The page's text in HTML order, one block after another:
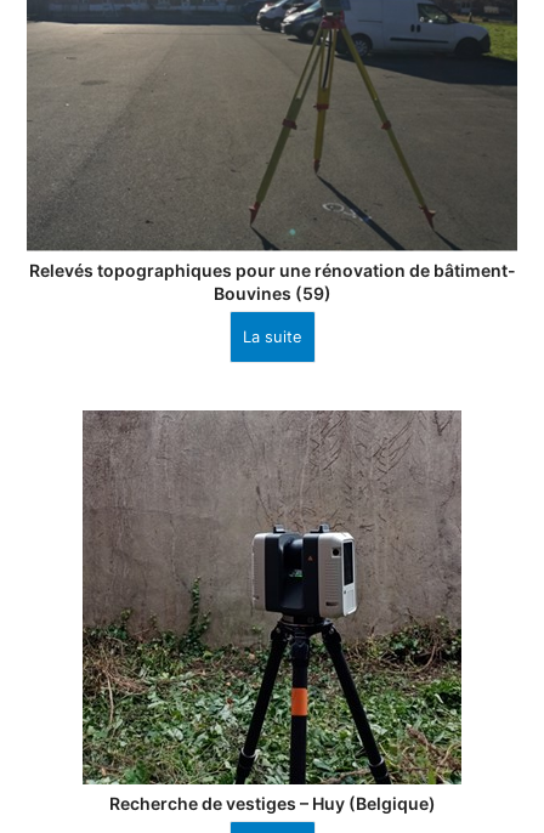
Relevés topographiques pour une rénovation de bâtiment-
Bouvines (59)
La suite
Recherche de vestiges – Huy (Belgique)